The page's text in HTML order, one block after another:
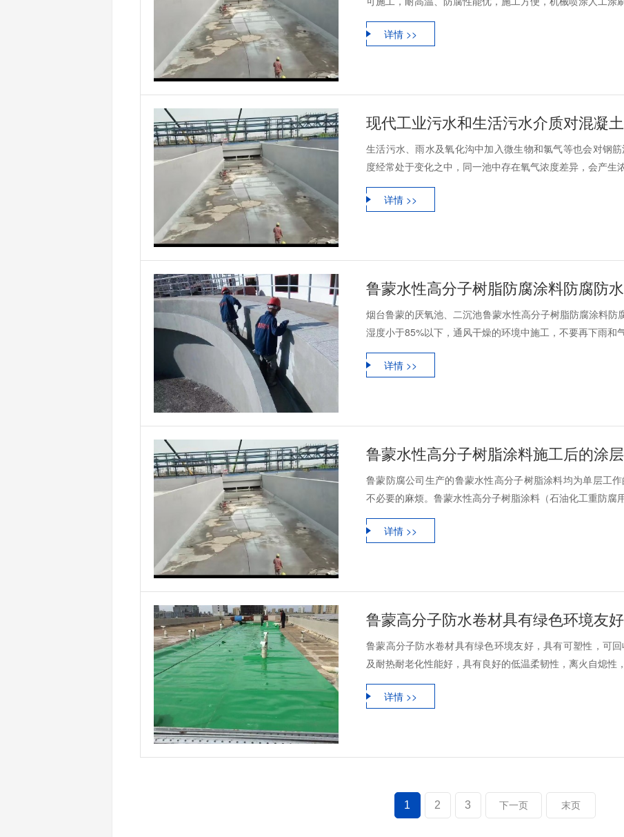
详情 >>
现代工业污水和生活污水介质对混凝
生活污水、雨水及氧化沟中加入微生物和氯气等也会对钢
度经常处于变化之中，同一池中存在氧气浓度差异，会产生
详情 >>
鲁蒙水性高分子树脂防腐涂料防腐防
烟台鲁蒙的厌氧池、二沉池鲁蒙水性高分子树脂防腐涂料
湿度小于85%以下，通风干燥的环境中施工，不要再下雨和
详情 >>
鲁蒙防腐公司生产的鲁蒙水性高分子树脂涂料均为单层工
不必要的麻烦。鲁蒙水性高分子树脂涂料（石油化工重防腐
详情 >>
鲁蒙高分子防水卷材具有绿色环境友
鲁蒙高分子防水卷材具有绿色环境友好，具有可塑性，可
及耐热耐老化性能好，具有良好的低温柔韧性，离火自熄性
详情 >>
1 2 3 下一页 末页